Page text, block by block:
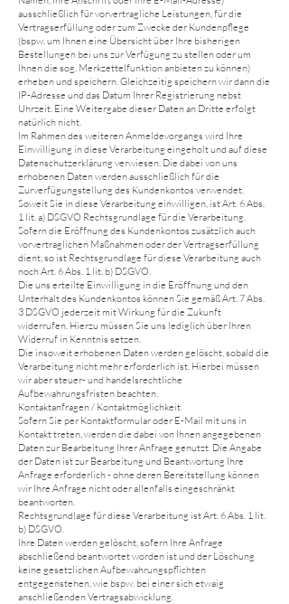
ausschließlich für vorvertragliche Leistungen, für die
Vertragserfüllung oder zum Zwecke der Kundenpflege
(bspw. um Ihnen eine Übersicht über Ihre bisherigen
Bestellungen bei uns zur Verfügung zu stellen oder um
Ihnen die sog. Merkzettelfunktion anbieten zu können)
erheben und speichern. Gleichzeitig speichern wir dann die
IP-Adresse und das Datum Ihrer Registrierung nebst
Uhrzeit. Eine Weitergabe dieser Daten an Dritte erfolgt
natürlich nicht.
Im Rahmen des weiteren Anmeldevorgangs wird Ihre
Einwilligung in diese Verarbeitung eingeholt und auf diese
Datenschutzerklärung verwiesen. Die dabei von uns
erhobenen Daten werden ausschließlich für die
Zurverfügungstellung des Kundenkontos verwendet.
Soweit Sie in diese Verarbeitung einwilligen, ist Art. 6 Abs.
1 lit. a) DSGVO Rechtsgrundlage für die Verarbeitung.
Sofern die Eröffnung des Kundenkontos zusätzlich auch
vorvertraglichen Maßnahmen oder der Vertragserfüllung
dient, so ist Rechtsgrundlage für diese Verarbeitung auch
noch Art. 6 Abs. 1 lit. b) DSGVO.
Die uns erteilte Einwilligung in die Eröffnung und den
Unterhalt des Kundenkontos können Sie gemäß Art. 7 Abs.
3 DSGVO jederzeit mit Wirkung für die Zukunft
widerrufen. Hierzu müssen Sie uns lediglich über Ihren
Widerruf in Kenntnis setzen.
Die insoweit erhobenen Daten werden gelöscht, sobald die
Verarbeitung nicht mehr erforderlich ist. Hierbei müssen
wir aber steuer- und handelsrechtliche
Aufbewahrungsfristen beachten.
Kontaktanfragen / Kontaktmöglichkeit
Sofern Sie per Kontaktformular oder E-Mail mit uns in
Kontakt treten, werden die dabei von Ihnen angegebenen
Daten zur Bearbeitung Ihrer Anfrage genutzt. Die Angabe
der Daten ist zur Bearbeitung und Beantwortung Ihre
Anfrage erforderlich - ohne deren Bereitstellung können
wir Ihre Anfrage nicht oder allenfalls eingeschränkt
beantworten.
Rechtsgrundlage für diese Verarbeitung ist Art. 6 Abs. 1 lit.
b) DSGVO.
Ihre Daten werden gelöscht, sofern Ihre Anfrage
abschließend beantwortet worden ist und der Löschung
keine gesetzlichen Aufbewahrungspflichten
entgegenstehen, wie bspw. bei einer sich etwaig
anschließenden Vertragsabwicklung.